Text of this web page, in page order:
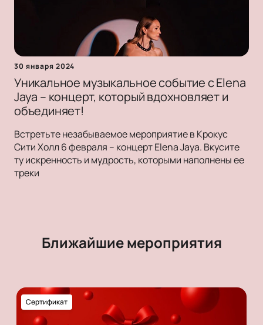
30 января 2024
Уникальное музыкальное событие с Elena
Jaya – концерт, который вдохновляет и
объединяет!
Встретьте незабываемое мероприятие в Крокус
Сити Холл 6 февраля – концерт Elena Jaya. Вкусите
ту искренность и мудрость, которыми наполнены ее
треки
Ближайшие мероприятия
Сертификат